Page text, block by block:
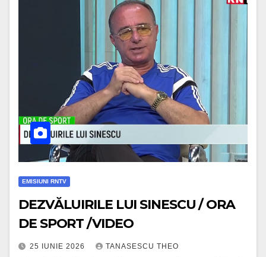
EMISIUNI RNTV
DEZVĂLUIRILE LUI SINESCU / ORA
DE SPORT /VIDEO
25 IUNIE 2026 TANASESCU THEO